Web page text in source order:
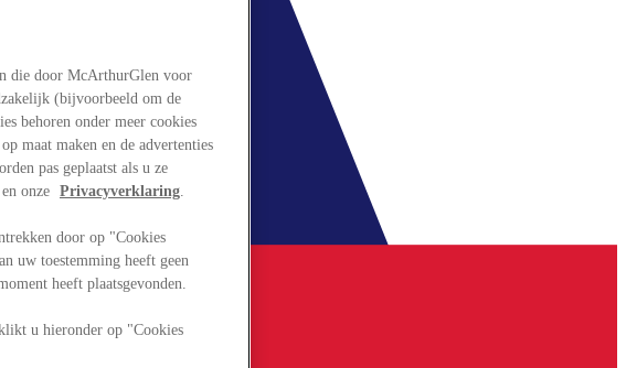
die door McArthurGlen voor
(bijvoorbeeld om de
behoren onder meer cookies
maat maken en de advertenties
pas geplaatst als u ze
en onze Privacyverklaring.
door op "Cookies
uw toestemming heeft geen
heeft plaatsgevonden.
u hieronder op "Cookies